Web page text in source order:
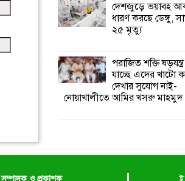
দেশজুড়ে ভয়াবহ
ধারণ করছে ডেঙ্গু,
২৫ মৃত্যু
পরাজিত শক্তি
যাচ্ছে এদের খাটো
দেখার সুযোগ নাই-
নোয়াখালীতে আমির খসরু মাহমুদ